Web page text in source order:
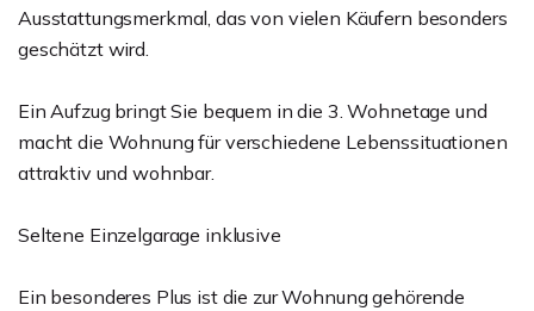
Ausstattungsmerkmal, das von vielen Käufern besonders
geschätzt wird.
Ein Aufzug bringt Sie bequem in die 3. Wohnetage und
macht die Wohnung für verschiedene Lebenssituationen
attraktiv und wohnbar.
Seltene Einzelgarage inklusive
Ein besonderes Plus ist die zur Wohnung gehörende